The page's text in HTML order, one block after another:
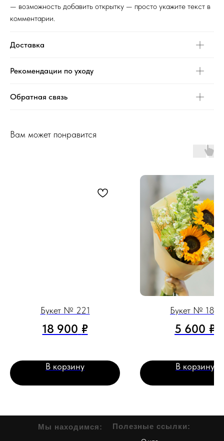
— возможность добавить открытку — просто укажите текст в
комментарии.
Доставка
Рекомендации по уходу
Обратная связь
Вам может понравится
Букет № 221
18 900 ₽
В корзину
Букет № 186
5 600 ₽
В корзину
Полезные ссылки:
Мы находимся: